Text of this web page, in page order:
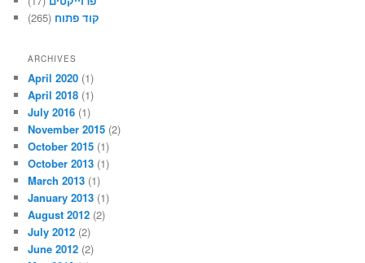
קוד פתוח (265)
ARCHIVES
April 2020 (1)
April 2018 (1)
July 2016 (1)
November 2015 (2)
October 2015 (1)
October 2013 (1)
March 2013 (1)
January 2013 (1)
August 2012 (2)
July 2012 (2)
June 2012 (2)